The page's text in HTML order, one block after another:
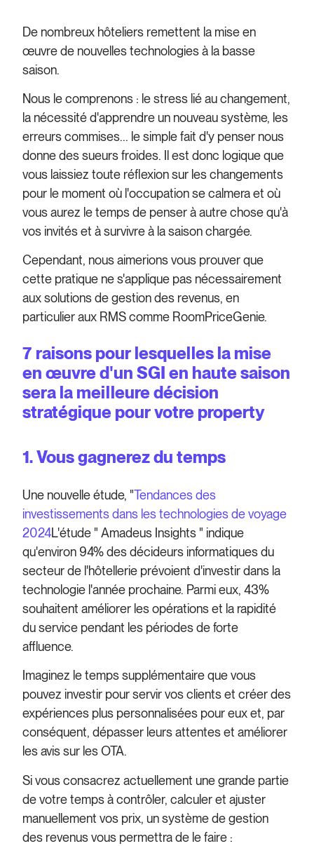
De nombreux hôteliers remettent la mise en
œuvre de nouvelles technologies à la basse
saison.
Nous le comprenons : le stress lié au changement,
la nécessité d'apprendre un nouveau système, les
erreurs commises... le simple fait d'y penser nous
donne des sueurs froides. Il est donc logique que
vous laissiez toute réflexion sur les changements
pour le moment où l'occupation se calmera et où
vous aurez le temps de penser à autre chose qu'à
vos invités et à survivre à la saison chargée.
Cependant, nous aimerions vous prouver que
cette pratique ne s'applique pas nécessairement
aux solutions de gestion des revenus, en
particulier aux RMS comme RoomPriceGenie.
7 raisons pour lesquelles la mise
en œuvre d'un SGI en haute saison
sera la meilleure décision
stratégique pour votre property
1. Vous gagnerez du temps
Une nouvelle étude, "Tendances des
investissements dans les technologies de voyage
2024L'étude " Amadeus Insights " indique
qu'environ 94% des décideurs informatiques du
secteur de l'hôtellerie prévoient d'investir dans la
technologie l'année prochaine. Parmi eux, 43%
souhaitent améliorer les opérations et la rapidité
du service pendant les périodes de forte
affluence.
Imaginez le temps supplémentaire que vous
pouvez investir pour servir vos clients et créer des
expériences plus personnalisées pour eux et, par
conséquent, dépasser leurs attentes et améliorer
les avis sur les OTA.
Si vous consacrez actuellement une grande partie
de votre temps à contrôler, calculer et ajuster
manuellement vos prix, un système de gestion
des revenus vous permettra de le faire :